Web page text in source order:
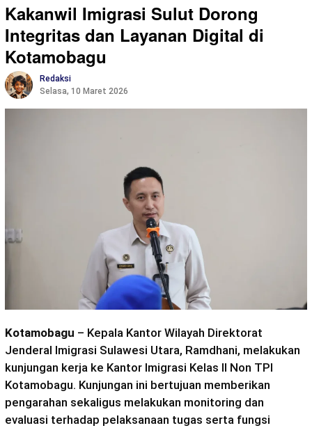
Kakanwil Imigrasi Sulut Dorong
Integritas dan Layanan Digital di
Kotamobagu
Redaksi
Selasa, 10 Maret 2026
Kotamobagu – Kepala Kantor Wilayah Direktorat
Jenderal Imigrasi Sulawesi Utara, Ramdhani, melakukan
kunjungan kerja ke Kantor Imigrasi Kelas II Non TPI
Kotamobagu. Kunjungan ini bertujuan memberikan
pengarahan sekaligus melakukan monitoring dan
evaluasi terhadap pelaksanaan tugas serta fungsi